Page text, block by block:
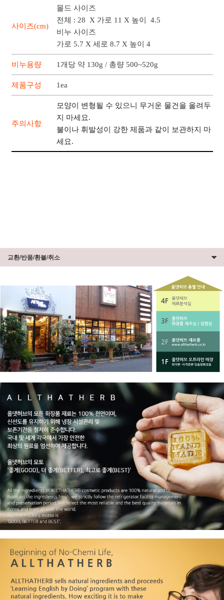
사이즈(cm)
몰드 사이즈
전체 : 28 X 가로 11 X 높이 4.5
비누 사이즈
가로 5.7 X 세로 8.7 X 높이 4
비누용량 1개당 약 130g / 총량 500~520g
제품구성 1ea
주의사항
모양이 변형될 수 있으니 무거운 물건을 올려두
지 마세요.
불이나 휘발성이 강한 제품과 같이 보관하지 마
세요.
교환/반품/환불/취소